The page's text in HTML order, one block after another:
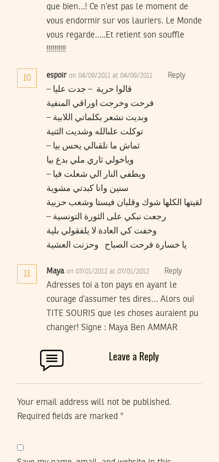
que bien…! Ce n’est pas le moment de
vous endormir sur vos lauriers. Le Monde
vous regarde…..Et retient son souffle
!!!!!!!!!!
10 espoir on 04/09/2011 at 04/09/2011 Reply
قالوا حرية – جدت عليا –
فرحت وخرجت اوراقي المنفية
وبديت نشعر بكلماتي اللابية –
توكلت علىالله وشديت الثنية
ثماش ما نلقىالي يحس بيا –
وياخولي ثاري ملي بدع بيا
ويطفي النار الي شعلت فيا –
سنين وانا كبدتي مشوية
لقيتها الكلها شوك وقلبان فيستا وشعب حزبية
رجعت نبكي على الثورة التونسية –
وخفت كي العادة لا يلفقولي بلية
يا خسارة فرحت الصباح وحزنت العشية
11 Maya on 07/01/2012 at 07/01/2012 Reply
Adresses toi a ton pays en ayant le
courage d’assumer tes dires… Alors oui
TITE SOURIS que les choses auraient pu
changer! Signe : Maya Ben AMMAR
Leave a Reply
Your email address will not be published.
Required fields are marked *